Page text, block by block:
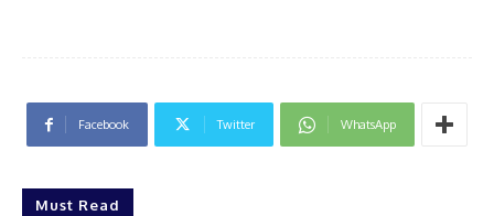
Facebook Twitter WhatsApp
Must Read